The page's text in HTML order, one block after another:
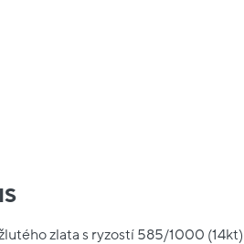
zlata s ryzostí 585/1000